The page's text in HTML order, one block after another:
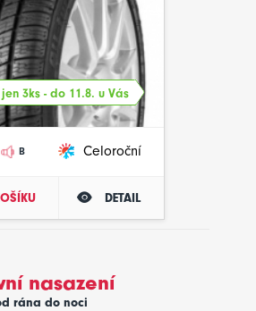
3ks - do 11.8. u Vás
B Celoroční
DETAIL
nasazení
rána do noci